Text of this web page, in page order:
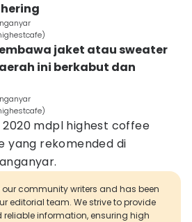
jaket atau sweater
ini berkabut dan
mdpl highest coffee
yang rekomended di
our community writers and has been
editorial team. We strive to provide
information, ensuring high